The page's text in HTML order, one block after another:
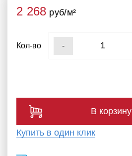
2 268 руб/м²
Кол-во -
В корзину
Купить в один клик